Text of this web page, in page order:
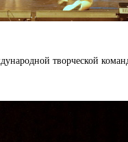
творческой